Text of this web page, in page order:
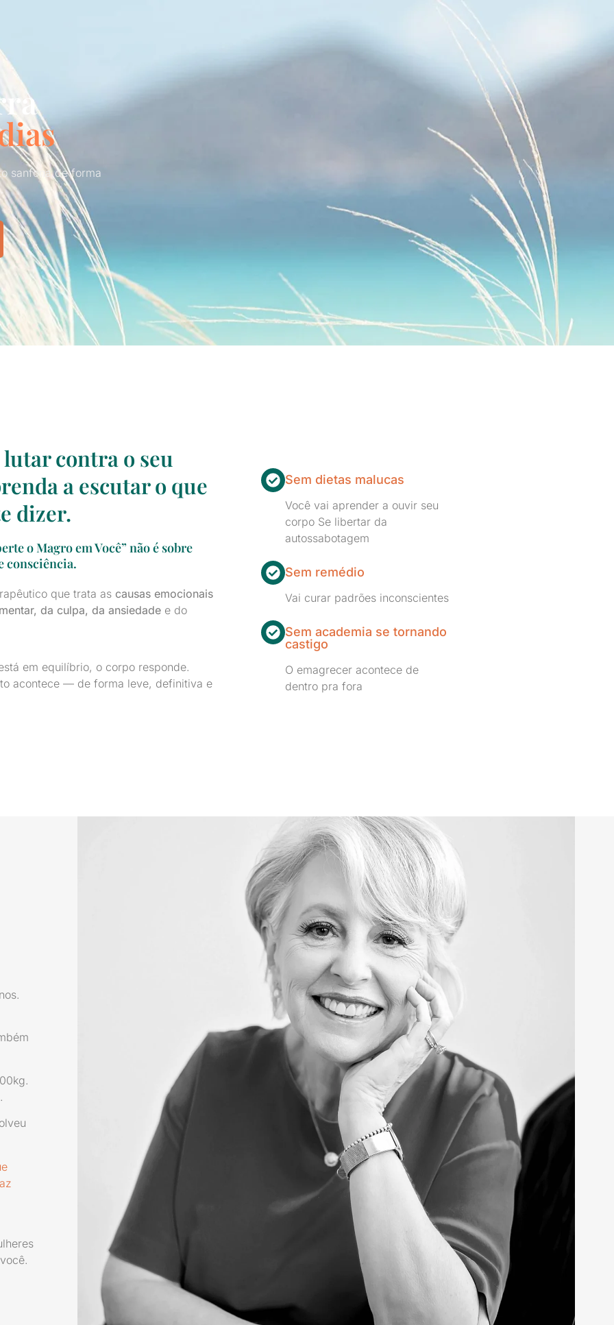
sanfona de forma
lutar contra o seu
a escutar o que
dizer.
o Magro em Você” não é sobre
consciência.
que trata as causas emocionais
da culpa, da ansiedade e do
em equilíbrio, o corpo responde.
acontece — de forma leve, definitiva e
Sem dietas malucas
Você vai aprender a ouvir seu
corpo Se libertar da
autossabotagem
Sem remédio
Vai curar padrões inconscientes
Sem academia se tornando
castigo
O emagrecer acontece de
dentro pra fora